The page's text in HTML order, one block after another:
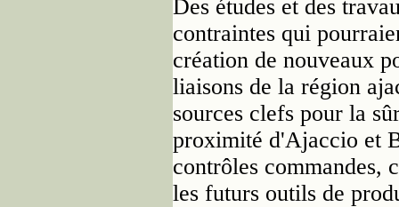
Des études et des
contraintes qui
création de nouveaux
liaisons de la région
sources clefs pour la
proximité d'Ajaccio et
contrôles commandes,
les futurs outils de